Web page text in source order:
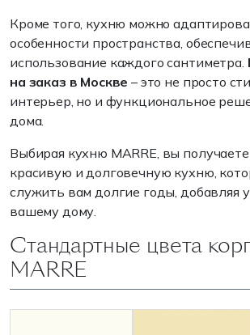
Кроме того, кухню можно
особенности пространства,
использование каждого сантиметра.
на заказ в Москве – это не просто
интерьер, но и функциональное
дома.
Выбирая кухню MARRE, вы
красивую и долговечную кухню,
служить вам долгие годы, добавляя
вашему дому.
Стандартные цвета
MARRE